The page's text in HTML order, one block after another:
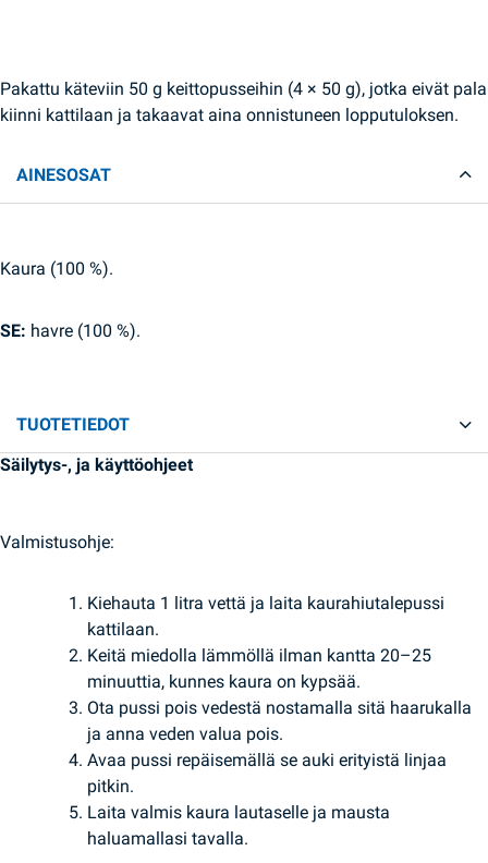
Pakattu käteviin 50 g keittopusseihin (4 × 50 g), jotka eivät pala
kiinni kattilaan ja takaavat aina onnistuneen lopputuloksen.
AINESOSAT
Kaura (100 %).
SE: havre (100 %).
TUOTETIEDOT
Säilytys-, ja käyttöohjeet
Valmistusohje:
Kiehauta 1 litra vettä ja laita kaurahiutalepussi
kattilaan.
Keitä miedolla lämmöllä ilman kantta 20–25
minuuttia, kunnes kaura on kypsää.
Ota pussi pois vedestä nostamalla sitä haarukalla
ja anna veden valua pois.
Avaa pussi repäisemällä se auki erityistä linjaa
pitkin.
Laita valmis kaura lautaselle ja mausta
haluamallasi tavalla.